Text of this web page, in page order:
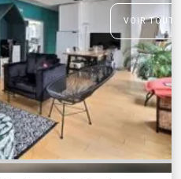
VOIR